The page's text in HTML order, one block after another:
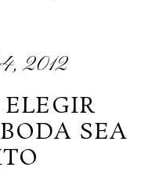
4, 2012
SEA